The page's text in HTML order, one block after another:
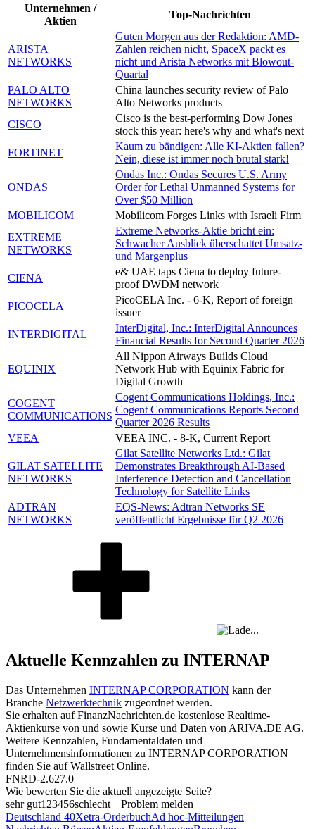
Unternehmen /
Aktien
Top-Nachrichten
ARISTA
NETWORKS
Guten Morgen aus der Redaktion: AMD-
Zahlen reichen nicht, SpaceX packt es
nicht und Arista Networks mit Blowout-
Quartal
PALO ALTO
NETWORKS
China launches security review of Palo
Alto Networks products
CISCO
Cisco is the best-performing Dow Jones
stock this year: here's why and what's next
FORTINET
Kaum zu bändigen: Alle KI-Aktien fallen?
Nein, diese ist immer noch brutal stark!
ONDAS
Ondas Inc.: Ondas Secures U.S. Army
Order for Lethal Unmanned Systems for
Over $50 Million
MOBILICOM
Mobilicom Forges Links with Israeli Firm
EXTREME
NETWORKS
Extreme Networks-Aktie bricht ein:
Schwacher Ausblick überschattet Umsatz-
und Margenplus
CIENA
e& UAE taps Ciena to deploy future-
proof DWDM network
PICOCELA
PicoCELA Inc. - 6-K, Report of foreign
issuer
INTERDIGITAL
InterDigital, Inc.: InterDigital Announces
Financial Results for Second Quarter 2026
EQUINIX
All Nippon Airways Builds Cloud
Network Hub with Equinix Fabric for
Digital Growth
COGENT
COMMUNICATIONS
Cogent Communications Holdings, Inc.:
Cogent Communications Reports Second
Quarter 2026 Results
VEEA
VEEA INC. - 8-K, Current Report
GILAT SATELLITE
NETWORKS
Gilat Satellite Networks Ltd.: Gilat
Demonstrates Breakthrough AI-Based
Interference Detection and Cancellation
Technology for Satellite Links
ADTRAN
NETWORKS
EQS-News: Adtran Networks SE
veröffentlicht Ergebnisse für Q2 2026
Aktuelle Kennzahlen zu INTERNAP
Das Unternehmen INTERNAP CORPORATION kann der
Branche Netzwerktechnik zugeordnet werden.
Sie erhalten auf FinanzNachrichten.de kostenlose Realtime-
Aktienkurse von und sowie Kurse und Daten von ARIVA.DE AG.
Weitere Kennzahlen, Fundamentaldaten und
Unternehmensinformationen zu INTERNAP CORPORATION
finden Sie aufWallstreet Online.
FNRD-2.627.0
Wie bewerten Sie die aktuell angezeigte Seite?
sehr gut1 23456schlecht
Problem melden
Deutschland 40Xetra-OrderbuchAd hoc-Mitteilungen